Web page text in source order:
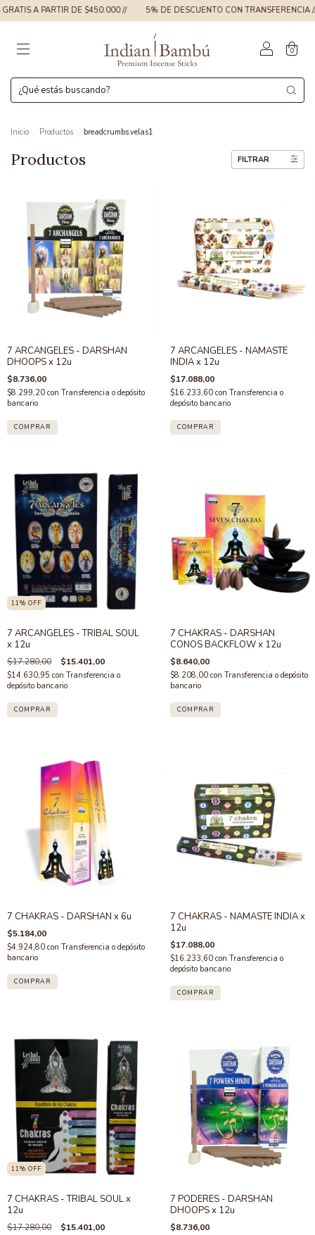
A PARTIR DE $450.000 // 5% DE DESCUENTO CON TRANSFERENCIA //
0
Inicio . Productos . breadcrumbs.velas1
Productos FILTRAR
7 ARCANGELES - DARSHAN
DHOOPS x 12u
$8.736,00
$8.299,20 con Transferencia o depósito
bancario
7 ARCANGELES - NAMASTE
INDIA x 12u
$17.088,00
$16.233,60 con Transferencia o
depósito bancario
11% OFF
7 ARCANGELES - TRIBAL SOUL
x 12u
$17.280,00 $15.401,00
$14.630,95 con Transferencia o
depósito bancario
7 CHAKRAS - DARSHAN
CONOS BACKFLOW x 12u
$8.640,00
$8.208,00 con Transferencia o depósito
bancario
7 CHAKRAS - DARSHAN x 6u
$5.184,00
$4.924,80 con Transferencia o depósito
bancario
7 CHAKRAS - NAMASTE INDIA x
12u
$17.088,00
$16.233,60 con Transferencia o
depósito bancario
11% OFF
7 CHAKRAS - TRIBAL SOUL x
12u
$17.280,00 $15.401,00
7 PODERES - DARSHAN
DHOOPS x 12u
$8.736,00